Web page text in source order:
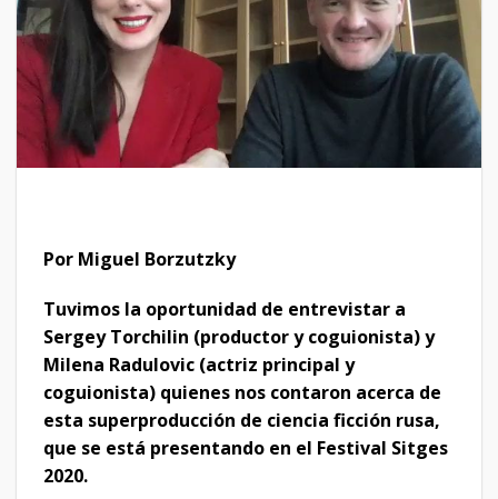
Por Miguel Borzutzky
Tuvimos la oportunidad de entrevistar a
Sergey Torchilin (productor y coguionista) y
Milena Radulovic (actriz principal y
coguionista) quienes nos contaron acerca de
esta superproducción de ciencia ficción rusa,
que se está presentando en el Festival Sitges
2020.